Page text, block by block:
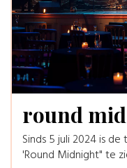
round
Sinds 5 juli 2024 is
'Round Midnight" te